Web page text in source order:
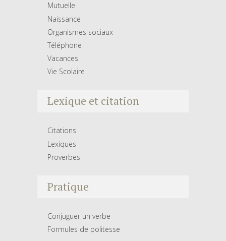
Mutuelle
Naissance
Organismes sociaux
Téléphone
Vacances
Vie Scolaire
Lexique et citation
Citations
Lexiques
Proverbes
Pratique
Conjuguer un verbe
Formules de politesse